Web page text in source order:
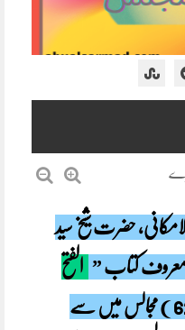
حضرت شیخ سید
معروف کتاب ” الفتح
‘‘باسٹھ (62 ) مجالس میں سے